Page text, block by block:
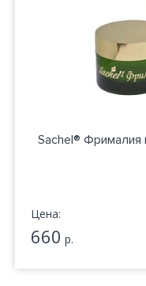
Sachel® Фрималия
Цена:
660 р.